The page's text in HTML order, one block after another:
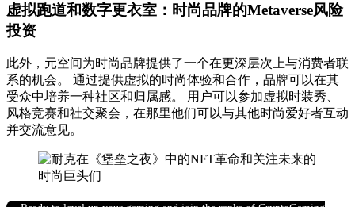
虚拟跑道和数字更衣室：时尚品牌的Metaverse风险
投资
此外，元空间为时尚品牌提供了一个在更深层次上与消费者联
系的机会。 通过提供虚拟的时尚体验和合作，品牌可以在其
受众中培养一种社区和归属感。 用户可以参加虚拟时装秀、
风格竞赛和社交聚会，在那里他们可以与其他时尚爱好者互动
并交流意见。